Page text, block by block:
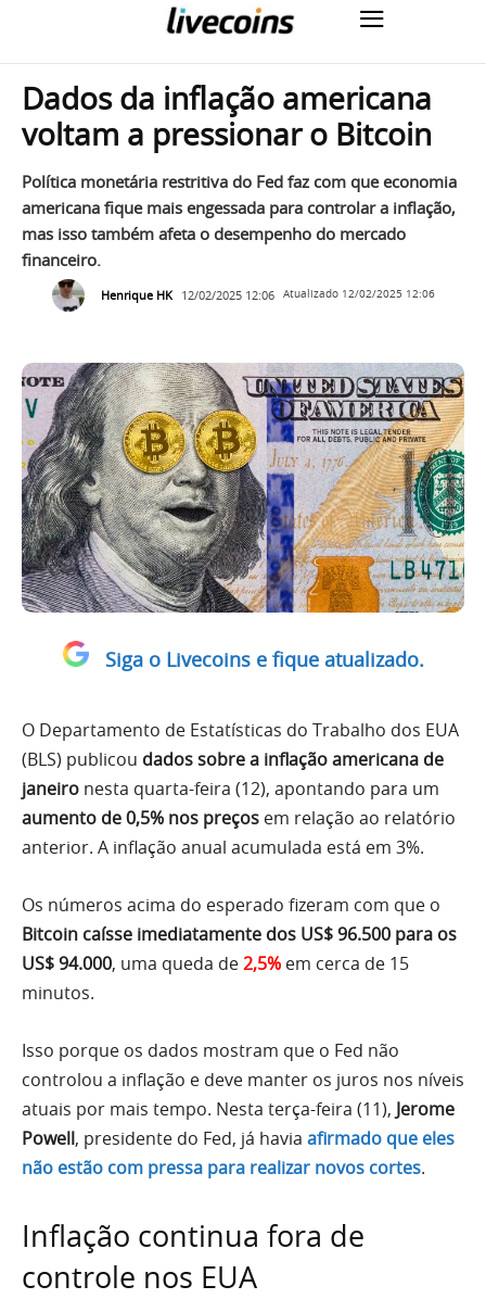
Dados da inflação americana
voltam a pressionar o Bitcoin
Política monetária restritiva do Fed faz com que economia
americana fique mais engessada para controlar a inflação,
mas isso também afeta o desempenho do mercado
financeiro.
Henrique HK 12/02/2025 12:06 Atualizado 12/02/2025 12:06
Siga o Livecoins e fique atualizado.
O Departamento de Estatísticas do Trabalho dos EUA
(BLS) publicou dados sobre a inflação americana de
janeiro nesta quarta-feira (12), apontando para um
aumento de 0,5% nos preços em relação ao relatório
anterior. A inflação anual acumulada está em 3%.
Os números acima do esperado fizeram com que o
Bitcoin caísse imediatamente dos US$ 96.500 para os
US$ 94.000, uma queda de2,5% em cerca de 15
minutos.
Isso porque os dados mostram que o Fed não
controlou a inflação e deve manter os juros nos níveis
atuais por mais tempo. Nesta terça-feira (11), Jerome
Powell, presidente do Fed, já havia afirmado que eles
não estão com pressa para realizar novos cortes.
Inflação continua fora de
controle nos EUA